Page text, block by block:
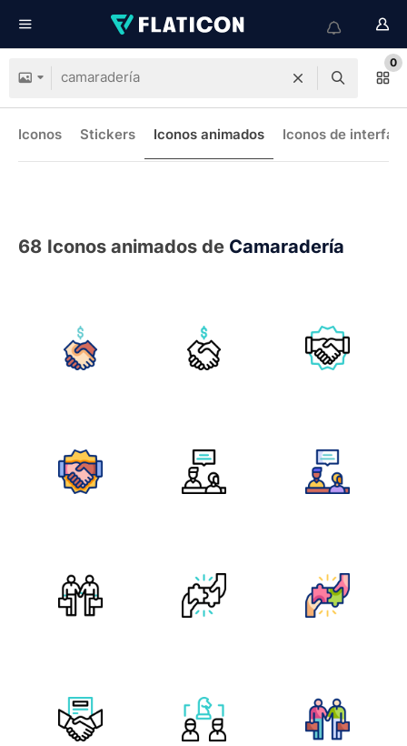
0
Iconos Stickers Iconos animados Iconos de interfaz
68 Iconos animados de Camaradería